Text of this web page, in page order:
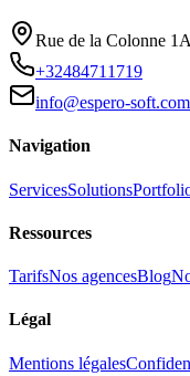
Rue de la Colonne 1A
+32484711719
info@espero-soft.com
Navigation
ServicesSolutions
Ressources
TarifsNos agencesBlog
Légal
Mentions légales